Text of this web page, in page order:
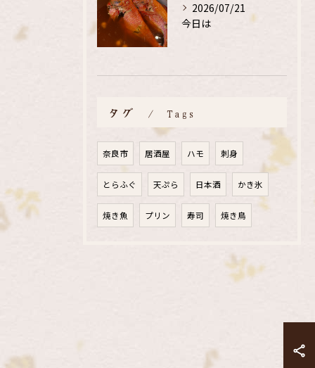
2026/07/21
今日は
タグ Tags
奈良市 居酒屋 ハモ 刺身
とらふぐ 天ぷら 日本酒 かき氷
焼き魚 プリン 寿司 焼き鳥